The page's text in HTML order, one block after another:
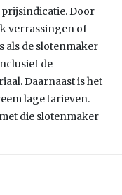
Door
verrassingen of
als de slotenmaker
de
Daarnaast is het
lage tarieven.
die slotenmaker